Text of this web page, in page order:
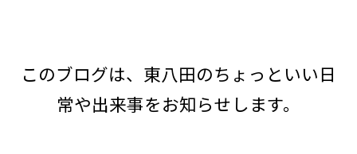
このブログは、東八田のちょっといい日
常や出来事をお知らせします。